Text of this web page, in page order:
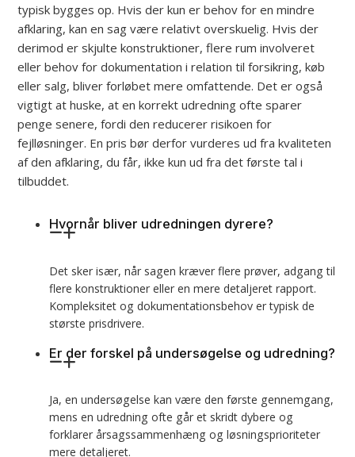
typisk bygges op. Hvis der kun er behov for en mindre
afklaring, kan en sag være relativt overskuelig. Hvis der
derimod er skjulte konstruktioner, flere rum involveret
eller behov for dokumentation i relation til forsikring, køb
eller salg, bliver forløbet mere omfattende. Det er også
vigtigt at huske, at en korrekt udredning ofte sparer
penge senere, fordi den reducerer risikoen for
fejlløsninger. En pris bør derfor vurderes ud fra kvaliteten
af den afklaring, du får, ikke kun ud fra det første tal i
tilbuddet.
Hvornår bliver udredningen dyrere?
Det sker især, når sagen kræver flere prøver, adgang til
flere konstruktioner eller en mere detaljeret rapport.
Kompleksitet og dokumentationsbehov er typisk de
største prisdrivere.
Er der forskel på undersøgelse og udredning?
Ja, en undersøgelse kan være den første gennemgang,
mens en udredning ofte går et skridt dybere og
forklarer årsagssammenhæng og løsningsprioriteter
mere detaljeret.